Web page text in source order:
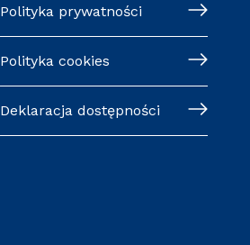
Polityka prywatności
Polityka cookies
Deklaracja dostępności